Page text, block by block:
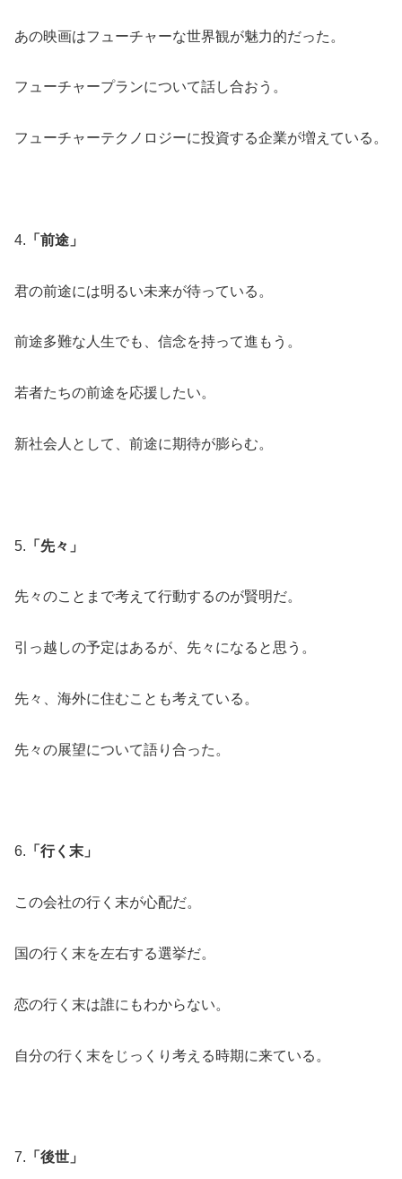
あの映画はフューチャーな世界観が魅力的だった。
フューチャープランについて話し合おう。
フューチャーテクノロジーに投資する企業が増えている。
4. 「前途」
君の前途には明るい未来が待っている。
前途多難な人生でも、信念を持って進もう。
若者たちの前途を応援したい。
新社会人として、前途に期待が膨らむ。
5. 「先々」
先々のことまで考えて行動するのが賢明だ。
引っ越しの予定はあるが、先々になると思う。
先々、海外に住むことも考えている。
先々の展望について語り合った。
6. 「行く末」
この会社の行く末が心配だ。
国の行く末を左右する選挙だ。
恋の行く末は誰にもわからない。
自分の行く末をじっくり考える時期に来ている。
7. 「後世」